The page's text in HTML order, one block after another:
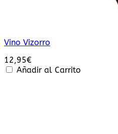
Vino Vizorro
12,95€
Añadir al Carrito